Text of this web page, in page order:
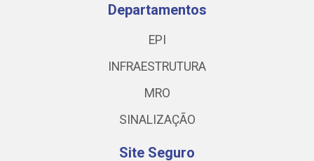
Departamentos
EPI
INFRAESTRUTURA
MRO
SINALIZAÇÃO
Site Seguro